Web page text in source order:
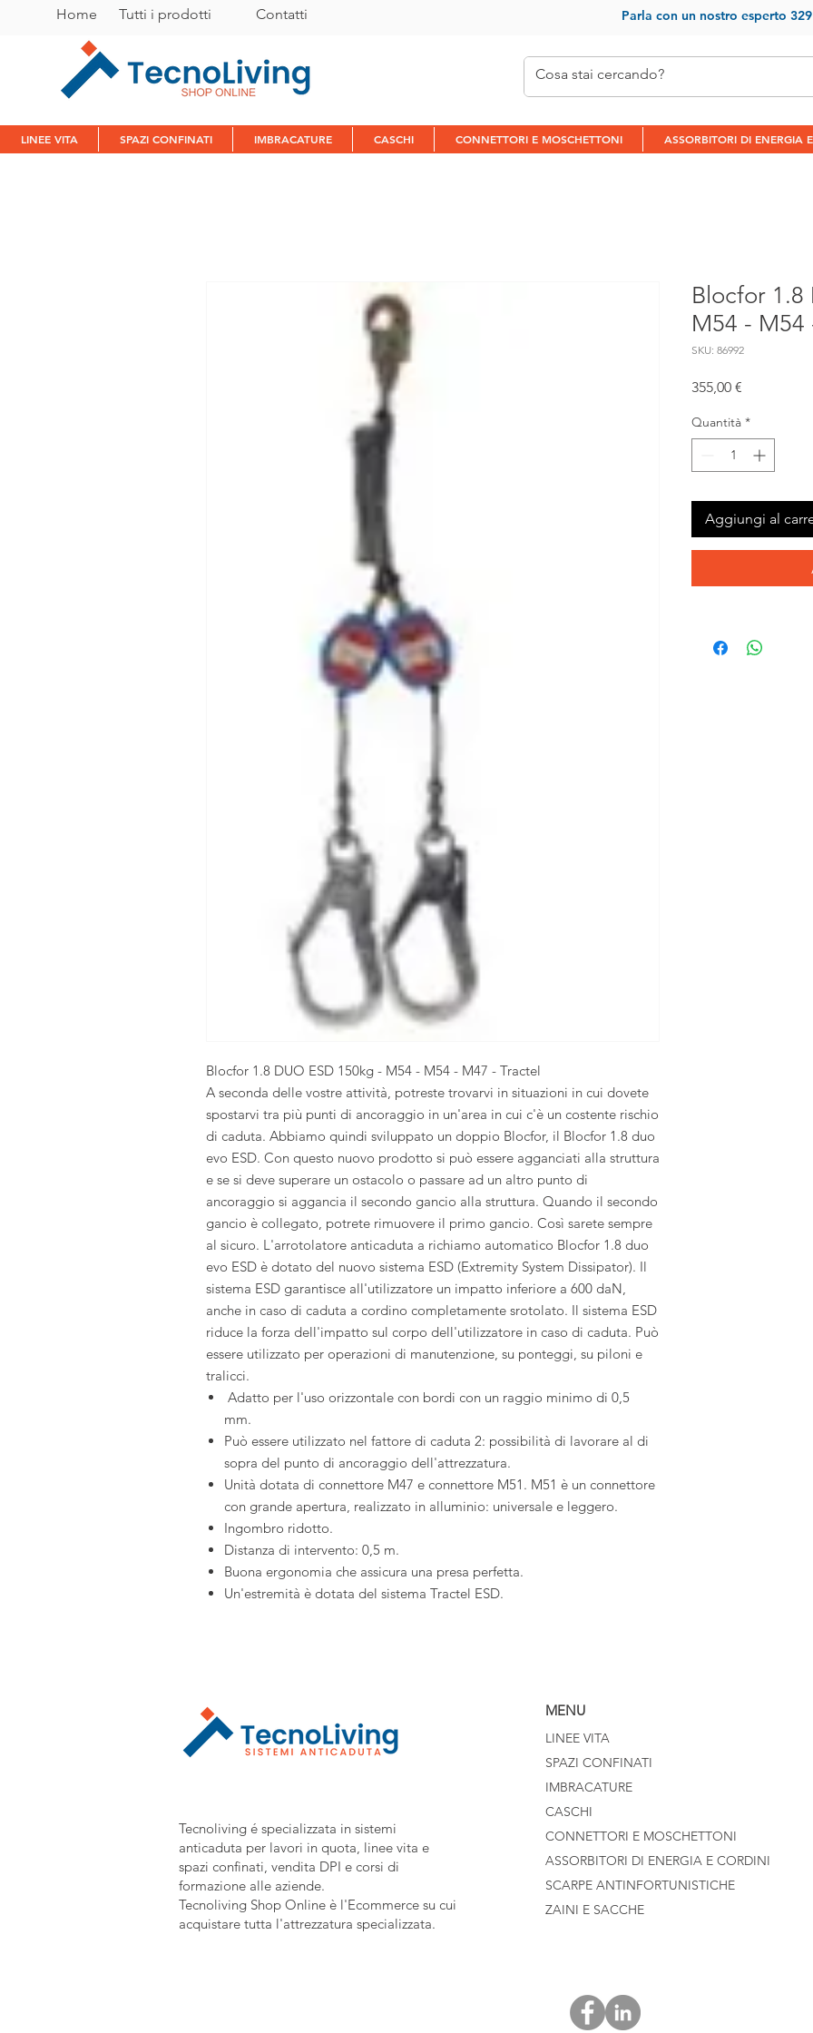
Home Tutti i prodotti Contatti Parla con un nostro esperto
LINEE VITA SPAZI CONFINATI IMBRACATURE CASCHI CONNETTORI E MOSCHETTONI ASSORBITORI DI ENERGIA
Blocfor 1.8 DUO ESD 150kg - M54 - M54 - M47 - Tractel
A seconda delle vostre attività, potreste trovarvi in situazioni in cui dovete
spostarvi tra più punti di ancoraggio in un'area in cui c'è un costente rischio
di caduta. Abbiamo quindi sviluppato un doppio Blocfor, il Blocfor 1.8 duo
evo ESD. Con questo nuovo prodotto si può essere agganciati alla struttura
e se si deve superare un ostacolo o passare ad un altro punto di
ancoraggio si aggancia il secondo gancio alla struttura. Quando il secondo
gancio è collegato, potrete rimuovere il primo gancio. Così sarete sempre
al sicuro. L'arrotolatore anticaduta a richiamo automatico Blocfor 1.8 duo
evo ESD è dotato del nuovo sistema ESD (Extremity System Dissipator). Il
sistema ESD garantisce all'utilizzatore un impatto inferiore a 600 daN,
anche in caso di caduta a cordino completamente srotolato. Il sistema ESD
riduce la forza dell'impatto sul corpo dell'utilizzatore in caso di caduta. Può
essere utilizzato per operazioni di manutenzione, su ponteggi, su piloni e
tralicci.
Adatto per l'uso orizzontale con bordi con un raggio minimo di 0,5
mm.
Può essere utilizzato nel fattore di caduta 2: possibilità di lavorare al di
sopra del punto di ancoraggio dell'attrezzatura.
Unità dotata di connettore M47 e connettore M51. M51 è un connettore
con grande apertura, realizzato in alluminio: universale e leggero.
Ingombro ridotto.
Distanza di intervento: 0,5 m.
Buona ergonomia che assicura una presa perfetta.
Un'estremità è dotata del sistema Tractel ESD.
Blocfor 1.8
M54 - M54
SKU: 86992
355,00 €
Quantità *
Aggiungi al
Tecnoliving é specializzata in sistemi
anticaduta per lavori in quota, linee vita e
spazi confinati, vendita DPI e corsi di
formazione alle aziende.
Tecnoliving Shop Online è l'Ecommerce su cui
acquistare tutta l'attrezzatura specializzata.
MENU
LINEE VITA
SPAZI CONFINATI
IMBRACATURE
CASCHI
CONNETTORI E MOSCHETTONI
ASSORBITORI DI ENERGIA E CORDINI
SCARPE ANTINFORTUNISTICHE
ZAINI E SACCHE